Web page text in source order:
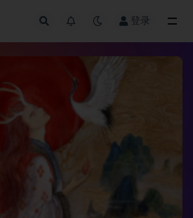
登录